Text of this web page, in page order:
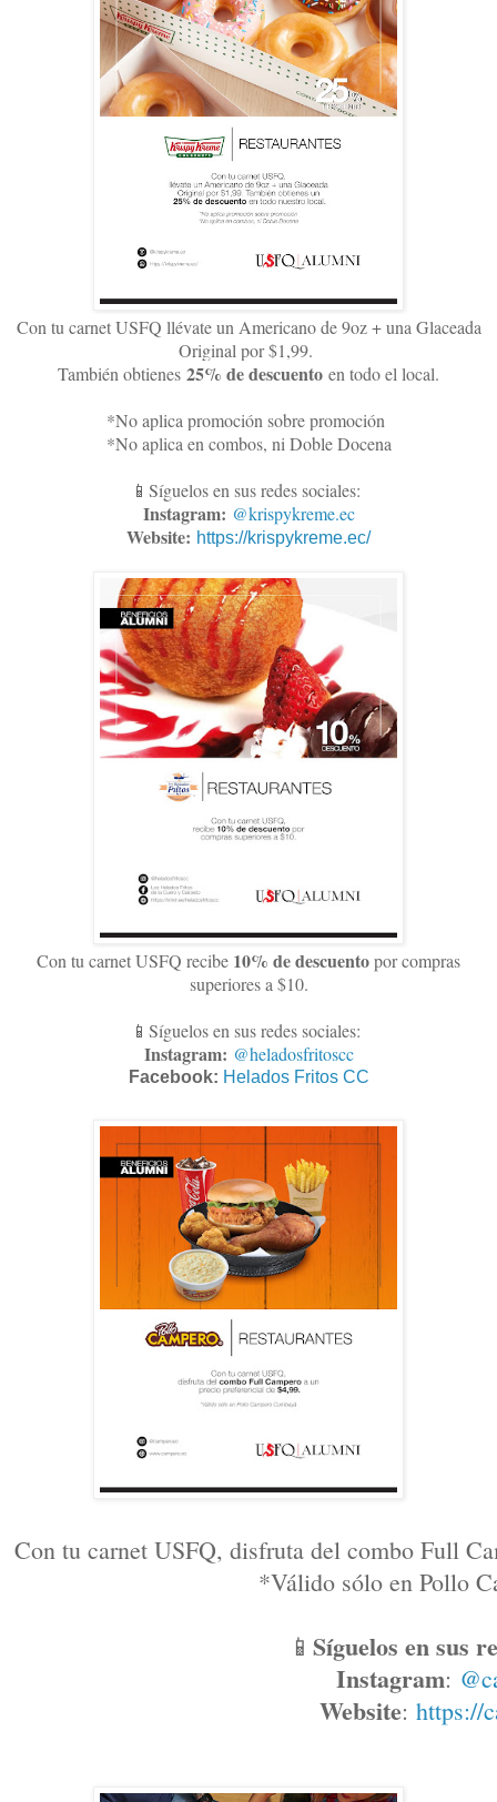
Con tu carnet USFQ llévate un Americano de 9oz + una Glaceada
Original por $1,99.
También obtienes 25% de descuento en todo el local.
*No aplica promoción sobre promoción
*No aplica en combos, ni Doble Docena
📱Síguelos en sus redes sociales:
Instagram: @krispykreme.ec
Website: https://krispykreme.ec/
Con tu carnet USFQ recibe 10% de descuentopor compras
superiores a $10.
📱Síguelos en sus redes sociales:
Instagram: @heladosfritoscc
Facebook: Helados Fritos CC
Con tu carnet USFQ, disfruta del combo Full
*Válido sólo en Pollo
📱 Síguelos en sus
Instagram:
Website: https://